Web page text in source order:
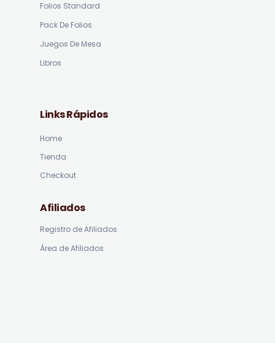
Folios Standard
Pack De Folios
Juegos De Mesa
Libros
Links Rápidos
Home
Tienda
Checkout
Afiliados
Registro de Afiliados
Área de Afiliados